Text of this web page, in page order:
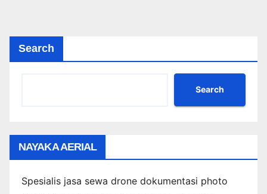
Search
Search
NAYAKA AERIAL
Spesialis jasa sewa drone dokumentasi photo